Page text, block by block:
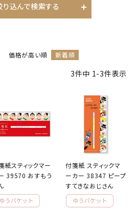
ムーちゃん
ゆるあにまる
雑貨
アイテム
り込んで検索する
価格が高い順 新着順
3件中 1-3件表示
紙スティックマー
39570 おすもう
付箋紙 スティックマ
ーカー 38347 ピープ
すてきなおじさん